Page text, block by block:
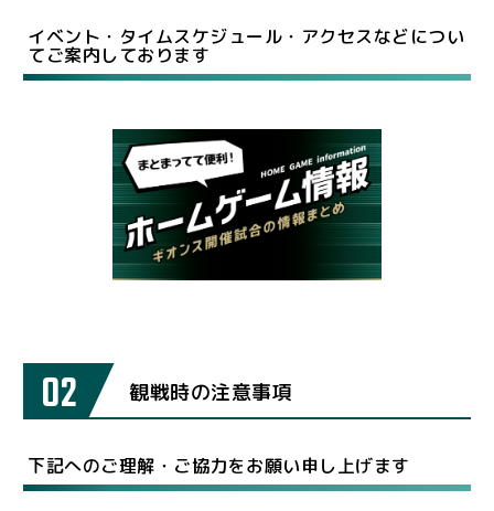
イベント・タイムスケジュール・アクセスなどについ
てご案内しております
02 観戦時の注意事項
下記へのご理解・ご協力をお願い申し上げます